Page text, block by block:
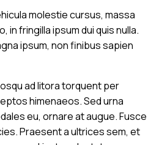
labore
dolore
Kevin
molestie cursus, massa
in fringilla ipsum dui quis nulla.
ipsum, non finibus sapien
ad litora torquent per
himenaeos. Sed urna
eu, ornare at augue. Fusce
Praesent a ultrices sem, et